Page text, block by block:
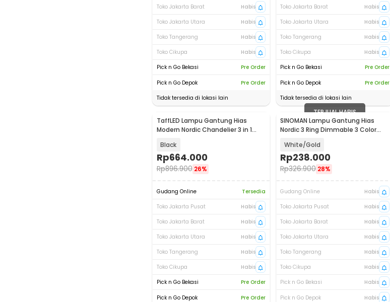
Toko Jakarta Barat
Habis
Toko Jakarta Utara
Habis
Toko Tangerang
Habis
Toko Cikupa
Habis
Pick n Go Bekasi
Pre Order
Pick n Go Depok
Pre Order
Tidak tersedia di lokasi lain
Toko Jakarta Barat
Habis
Toko Jakarta Utara
Habis
Toko Tangerang
Habis
Toko Cikupa
Habis
Pick n Go Bekasi
Pre Order
Pick n Go Depok
Pre Order
Tidak tersedia di lokasi lain
TaffLED Lampu Gantung Hias
Modern Nordic Chandelier 3 in 1
Black
Rp664.000
Rp896.900 26%
Gudang Online
Tersedia
Toko Jakarta Pusat
Habis
Toko Jakarta Barat
Habis
Toko Jakarta Utara
Habis
Toko Tangerang
Habis
Toko Cikupa
Habis
Pick n Go Bekasi
Pre Order
Pick n Go Depok
Pre Order
TERJUAL HABIS
SINOMAN Lampu Gantung Hias
Nordic 3 Ring Dimmable 3 Color
White/Gold
Rp238.000
Rp326.900 28%
Gudang Online
Habis
Toko Jakarta Pusat
Habis
Toko Jakarta Barat
Habis
Toko Jakarta Utara
Habis
Toko Tangerang
Habis
Toko Cikupa
Habis
Pick n Go Bekasi
Habis
Pick n Go Depok
Habis